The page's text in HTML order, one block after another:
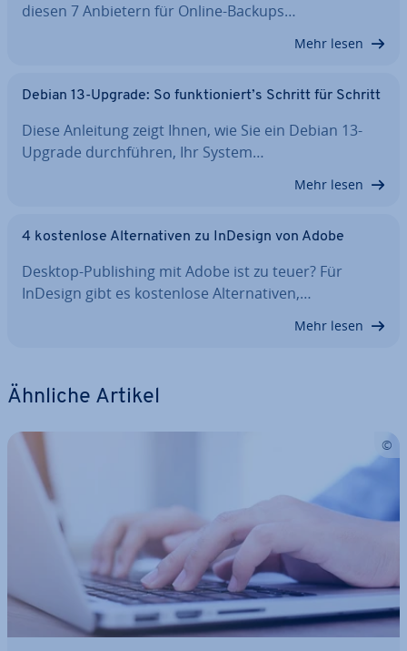
diesen 7 Anbietern für Online-Backups…
Mehr lesen
Debian 13-Upgrade: So funk­tio­niert’s Schritt für Schritt
Diese Anleitung zeigt Ihnen, wie Sie ein Debian 13-
Upgrade durch­füh­ren, Ihr System…
Mehr lesen
4 kos­ten­lo­se Al­ter­na­ti­ven zu InDesign von Adobe
Desktop-Pu­bli­shing mit Adobe ist zu teuer? Für
InDesign gibt es kos­ten­lo­se Al­ter­na­ti­ven,…
Mehr lesen
Ähnliche Artikel